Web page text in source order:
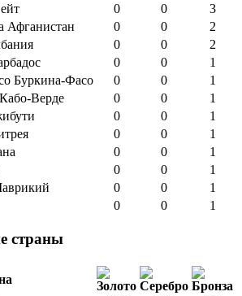
0 0
3
Афганистан
0 0
2
0 0
2
0 0
1
Буркина-Фасо
0 0
1
Кабо-Верде
0 0
1
0 0
1
0 0
1
0 0
1
0 0
1
0 0
1
0 0 1
страны